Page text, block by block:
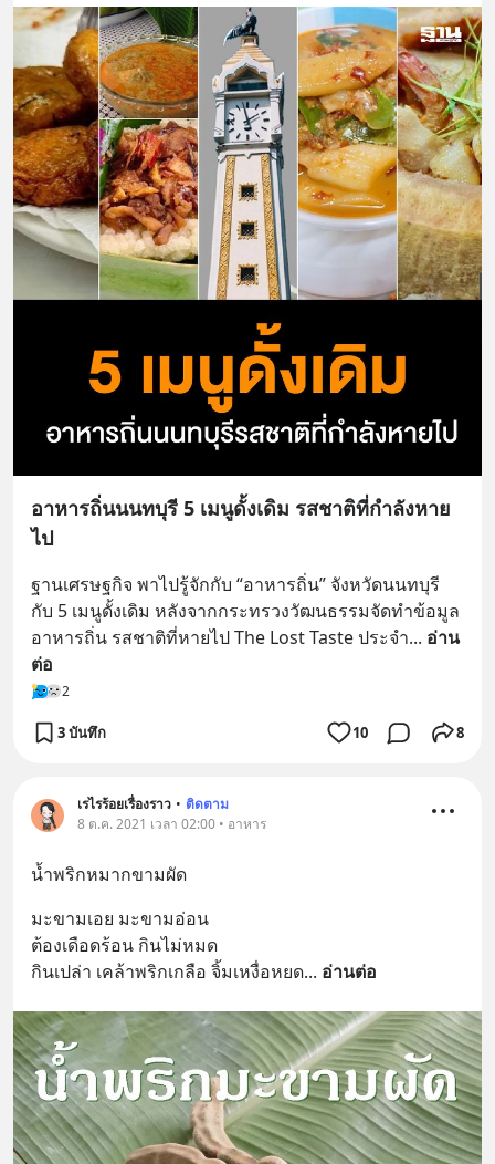
อาหารถิ่นนนทบุรี 5 เมนูดั้งเดิม รสชาติที่กำลังหาย
ไป
ฐานเศรษฐกิจ พาไปรู้จักกับ “อาหารถิ่น” จังหวัดนนทบุรี
กับ 5 เมนูดั้งเดิม หลังจากกระทรวงวัฒนธรรมจัดทำข้อมูล
อาหารถิ่น รสชาติที่หายไป The Lost Taste ประจำ... อ่าน
ต่อ
2
3 บันทึก 10 8
เรไรร้อยเรื่องราว • ติดตาม
8 ต.ค. 2021 เวลา 02:00 • อาหาร
น้ำพริกหมากขามผัด
มะขามเอย มะขามอ่อน
ต้องเดือดร้อน กินไม่หมด
กินเปล่า เคล้าพริกเกลือ จิ้มเหงื่อหยด... อ่านต่อ